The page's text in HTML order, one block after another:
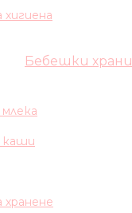
Бебешки храни
каши